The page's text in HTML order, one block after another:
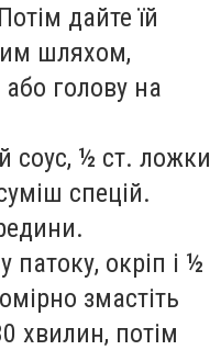
дайте їй
шляхом,
голову на
соус, ½ ст. ложки
спецій.
патоку, окріп і ½
змастіть
хвилин, потім